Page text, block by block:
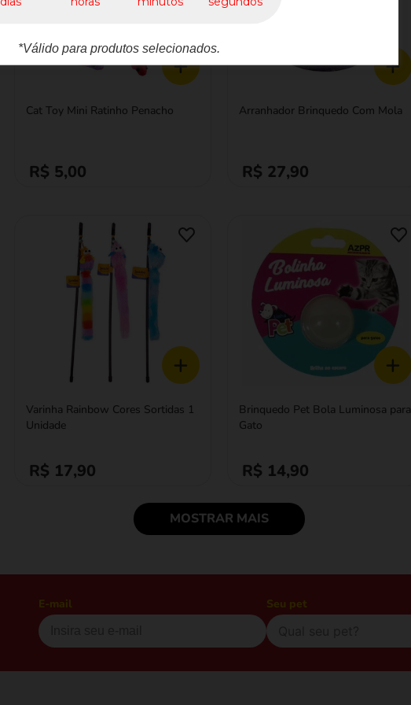
*Válido para produtos selecionados.
+
Cat Toy Mini Ratinho Penacho
R$ 5,00
+
Arranhador Brinquedo Com Mola
R$ 27,90
+
Varinha Rainbow Cores Sortidas 1
Unidade
R$ 17,90
+
Brinquedo Pet Bola Luminosa para
Gato
R$ 14,90
MOSTRAR MAIS
E-mail Seu pet